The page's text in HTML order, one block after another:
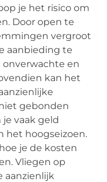
je het risico om
Door open te
vergroot
aanbieding te
en
kan het
gebonden
vaak geld
het hoogseizoen.
je de kosten
Vliegen op
aanzienlijk